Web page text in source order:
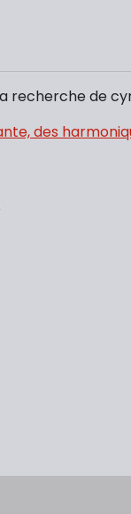
recherche de
des